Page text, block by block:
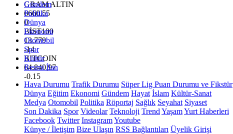
GRAM ALTIN
6660.55
0
BİST100
13.779
-14
BITCOIN
64.840,97
-0.15
Gündem
Politika
Dünya
Ekonomi
Otomobil
Spor
Kültür
Resmi İlan
Hava Durumu Trafik Durumu Süper Lig Puan Durumu ve Fikstür
Dünya Eğitim Ekonomi Gündem Hayat İslam Kültür-Sanat
Medya Otomobil Politika Röportaj Sağlık Seyahat Siyaset
Son Dakika Spor Videolar Teknoloji Trend YaşamYurt Haberleri
Facebook Twitter InstagramYoutube
Künye / İletişim Bize Ulaşın RSS Bağlantıları Üyelik Girişi